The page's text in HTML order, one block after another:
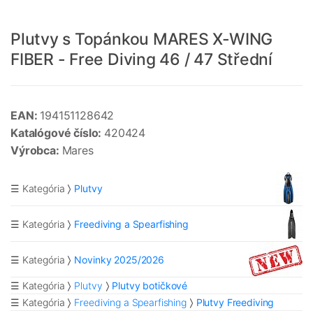
Plutvy s Topánkou MARES X-WING
FIBER - Free Diving 46 / 47 Střední
EAN: 194151128642
Katalógové číslo: 420424
Výrobca: Mares
☰ Kategória Plutvy
☰ Kategória Freediving a Spearfishing
☰ Kategória Novinky 2025/2026
☰ Kategória Plutvy
Plutvy botičkové
☰ Kategória
Freediving a Spearfishing Plutvy Freediving